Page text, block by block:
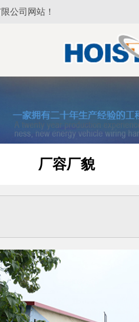
公司网站！
厂容厂貌